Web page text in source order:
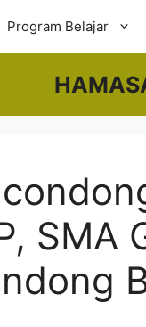
Program Belajar
SMA